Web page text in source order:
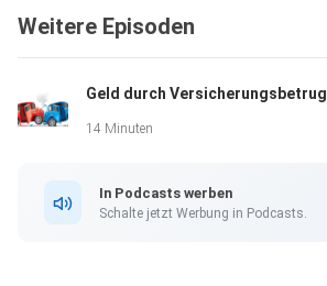
Weitere Episoden
Geld durch Versicherungsbetrug
14 Minuten
In Podcasts werben
Schalte jetzt Werbung in Podcasts.